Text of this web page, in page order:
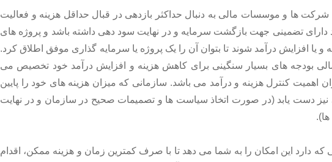
شرکت ها و موسسات مالی به دنبال حداکثر بازدهی در قبال حداقل هزینه و فعالیت
دارای تضمینی جهت بازگشت سرمایه و در نهایت سود دهی داشته باشد و پروژه های
و یا افزایش درآمد شوند تا بتوان آن را یک پروژه یا سرمایه گذاری موفق اطلاق کرد.
بودجه های بسیار سنگینی برای کاهش هزینه و افزایش درآمد خود تخصیص می
اهمیت کنترل هزینه و درآمد می باشد. سازمانی که میزان هزینه های خود را پایین
نیز دست یابد (در صورت اتخاذ سیاست ها و تصمیمات صحیح در سازمان و در نهایت
که دارد این امکان را به شما می دهد تا با صرف کمترین زمان و هزینه ممکن، اقدام